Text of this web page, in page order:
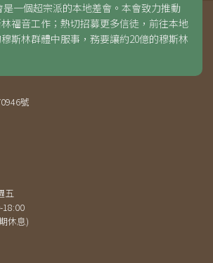
是一個超宗派的本地差會。本會致力推動
福音工作；熱切招募更多信徒，前往本地
斯林群體中服事，務要讓約20億的穆斯林
號
五
18:00
休息)